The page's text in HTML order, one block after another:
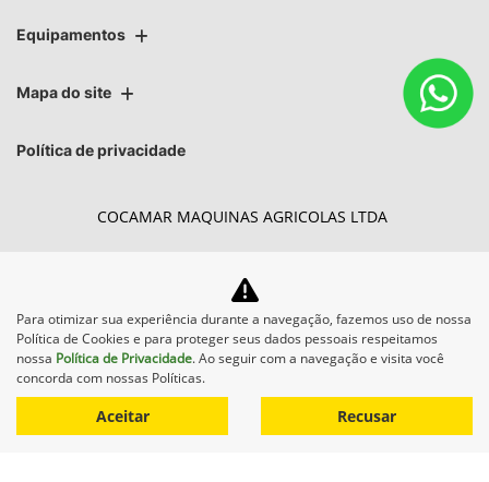
Equipamentos
Mapa do site
Política de privacidade
COCAMAR MAQUINAS AGRICOLAS LTDA
Desacelere. Seu bem maior é
a vida.
Para otimizar sua experiência durante a navegação, fazemos uso de nossa
Política de Cookies e para proteger seus dados pessoais respeitamos
nossa Política de Privacidade. Ao seguir com a navegação e visita você
concorda com nossas Políticas.
Aceitar Recusar